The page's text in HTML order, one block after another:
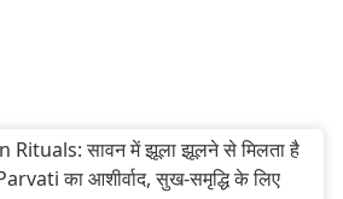
Rituals: सावन में झूला झूलने से मिलता है
का आशीर्वाद, सुख-समृद्धि के लिए